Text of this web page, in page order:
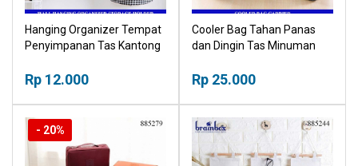
Hanging Organizer Tempat
Penyimpanan Tas Kantong
Rp 12.000
Cooler Bag Tahan Panas
dan Dingin Tas Minuman
Rp 25.000
- 20%